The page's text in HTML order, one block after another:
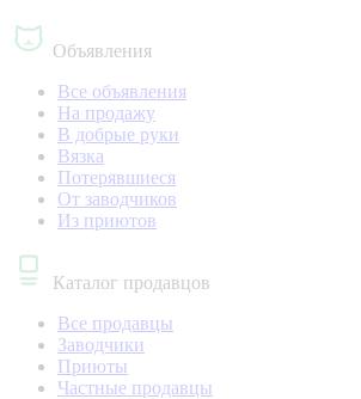
Объявления
Все объявления
На продажу
В добрые руки
Вязка
Потерявшиеся
От заводчиков
Из приютов
Каталог продавцов
Все продавцы
Заводчики
Приюты
Частные продавцы